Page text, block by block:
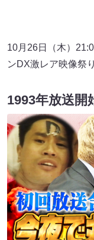
10月26日（木）
ンDX激レア映像祭
1993年放送開